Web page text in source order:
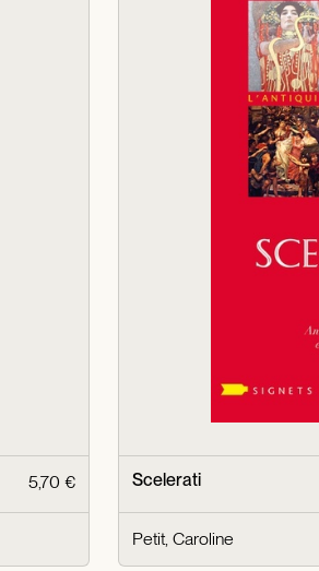
5,70 € Scelerati
Petit, Caroline